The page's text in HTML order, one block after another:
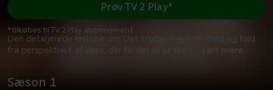
Den detaljerede historie om Det Tredje Riges storhed og fald
fra perspektivet af dem, der fik det til at ske -
Læs mere
Prøv TV 2 Play*
*tilkøbes til TV 2 Play abonnement
Sæson 1